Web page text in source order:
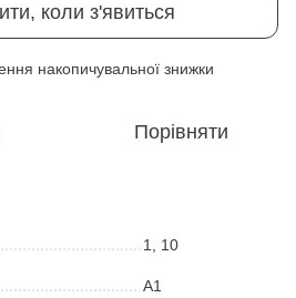
коли з'явиться
накопичувальної знижки
Порівняти
1, 10
A1